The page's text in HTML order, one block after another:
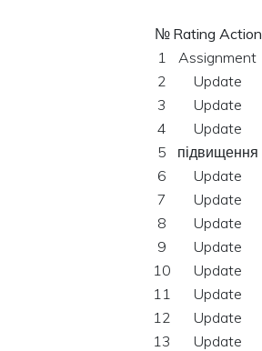
№ Rating Action
1
Assignment
2
Update
3
Update
4
Update
5
підвищення
6
Update
7
Update
8
Update
9
Update
10
Update
11
Update
12
Update
13
Update